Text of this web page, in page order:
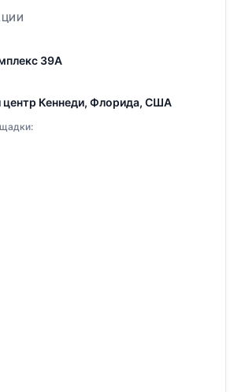
39A
центр Кеннеди, Флорида, США